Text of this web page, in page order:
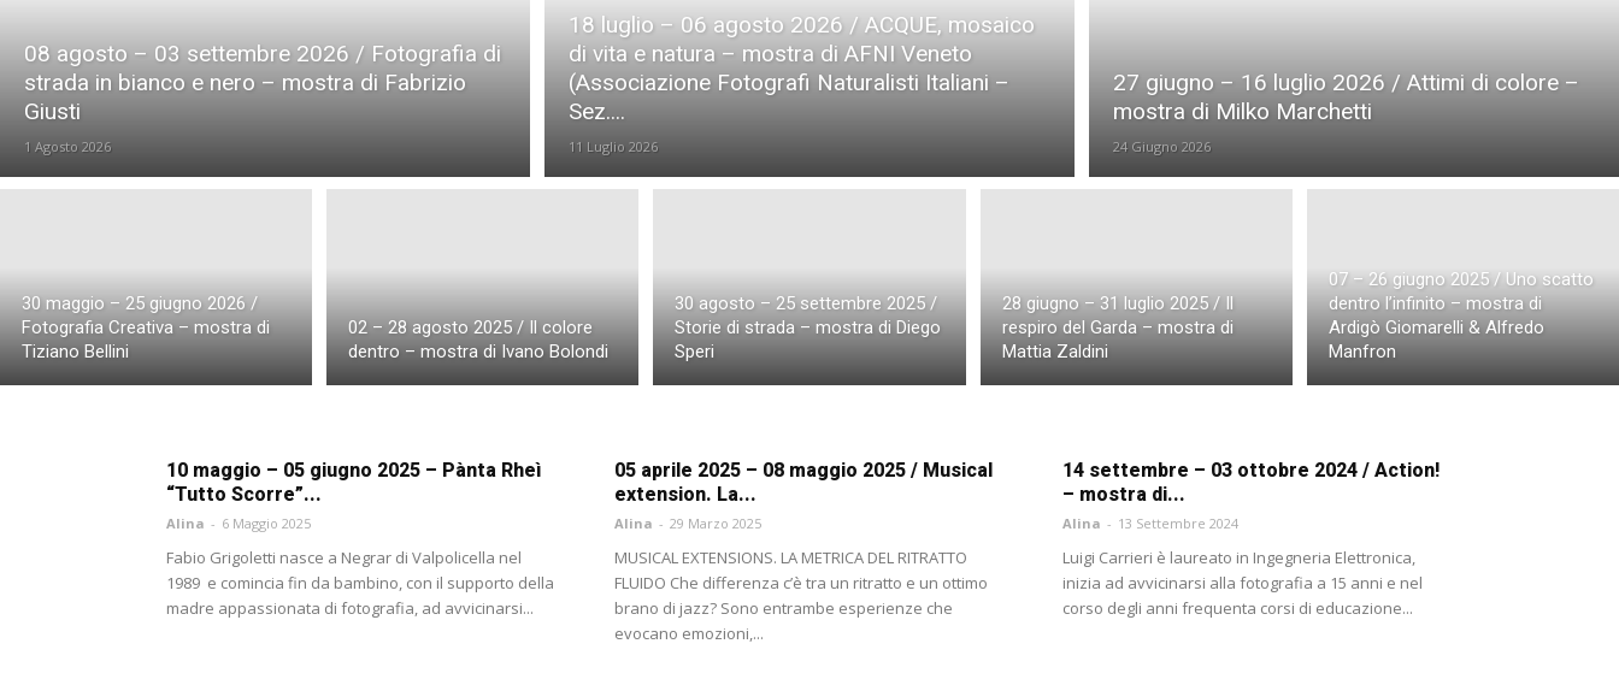
08 agosto – 03 settembre 2026 / Fotografia di
strada in bianco e nero – mostra di Fabrizio
Giusti
1 Agosto 2026
18 luglio – 06 agosto 2026 / ACQUE, mosaico
di vita e natura – mostra di AFNI Veneto
(Associazione Fotografi Naturalisti Italiani –
Sez....
11 Luglio 2026
27 giugno – 16 luglio 2026 / Attimi di colore –
mostra di Milko Marchetti
24 Giugno 2026
30 maggio – 25 giugno 2026 /
Fotografia Creativa – mostra di
Tiziano Bellini
02 – 28 agosto 2025 / Il colore
dentro – mostra di Ivano Bolondi
30 agosto – 25 settembre 2025 /
Storie di strada – mostra di Diego
Speri
28 giugno – 31 luglio 2025 / Il
respiro del Garda – mostra di
Mattia Zaldini
07 – 26 giugno 2025 / Uno scatto
dentro l’infinito – mostra di
Ardigò Giomarelli & Alfredo
Manfron
10 maggio – 05 giugno 2025 – Pànta Rheì
“Tutto Scorre”...
Alina - 6 Maggio 2025
Fabio Grigoletti nasce a Negrar di Valpolicella nel
1989 e comincia fin da bambino, con il supporto della
madre appassionata di fotografia, ad avvicinarsi...
05 aprile 2025 – 08 maggio 2025 / Musical
extension. La...
Alina - 29 Marzo 2025
MUSICAL EXTENSIONS. LA METRICA DEL RITRATTO
FLUIDO Che differenza c’è tra un ritratto e un ottimo
brano di jazz? Sono entrambe esperienze che
evocano emozioni,...
14 settembre – 03 ottobre 2024 / Action!
– mostra di...
Alina - 13 Settembre 2024
Luigi Carrieri è laureato in Ingegneria Elettronica,
inizia ad avvicinarsi alla fotografia a 15 anni e nel
corso degli anni frequenta corsi di educazione...